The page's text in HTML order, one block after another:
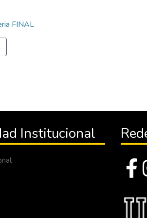
FINAL
Institucional